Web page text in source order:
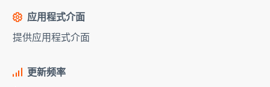
应用程式介面
提供应用程式介面
更新频率